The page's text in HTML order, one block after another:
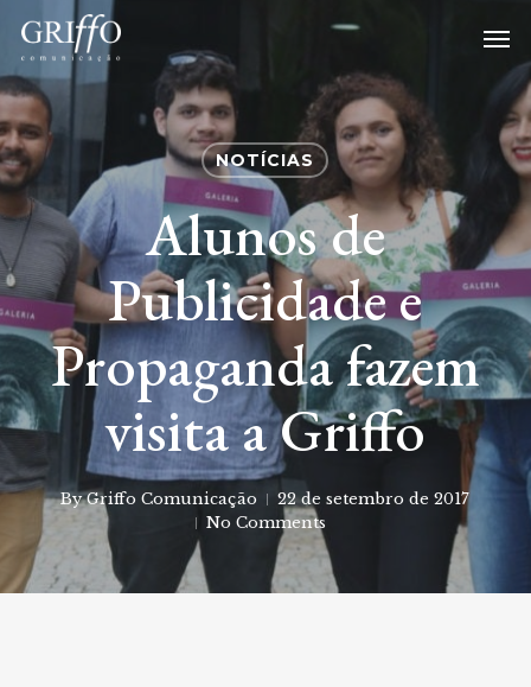
main
content
NOTÍCIAS
Alunos de
Publicidade e
Propaganda fazem
visita a Griffo
By Griffo Comunicação
22 de setembro de 2017
No Comments